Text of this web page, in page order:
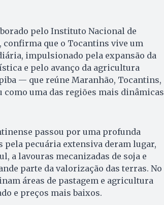
pelo Instituto Nacional de
confirma que o Tocantins vive um
impulsionado pela expansão da
e pelo avanço da agricultura
— que reúne Maranhão, Tocantins,
uma das regiões mais dinâmicas
passou por uma profunda
pela pecuária extensiva deram lugar,
a lavouras mecanizadas de soja e
parte da valorização das terras. No
áreas de pastagem e agricultura
e preços mais baixos.